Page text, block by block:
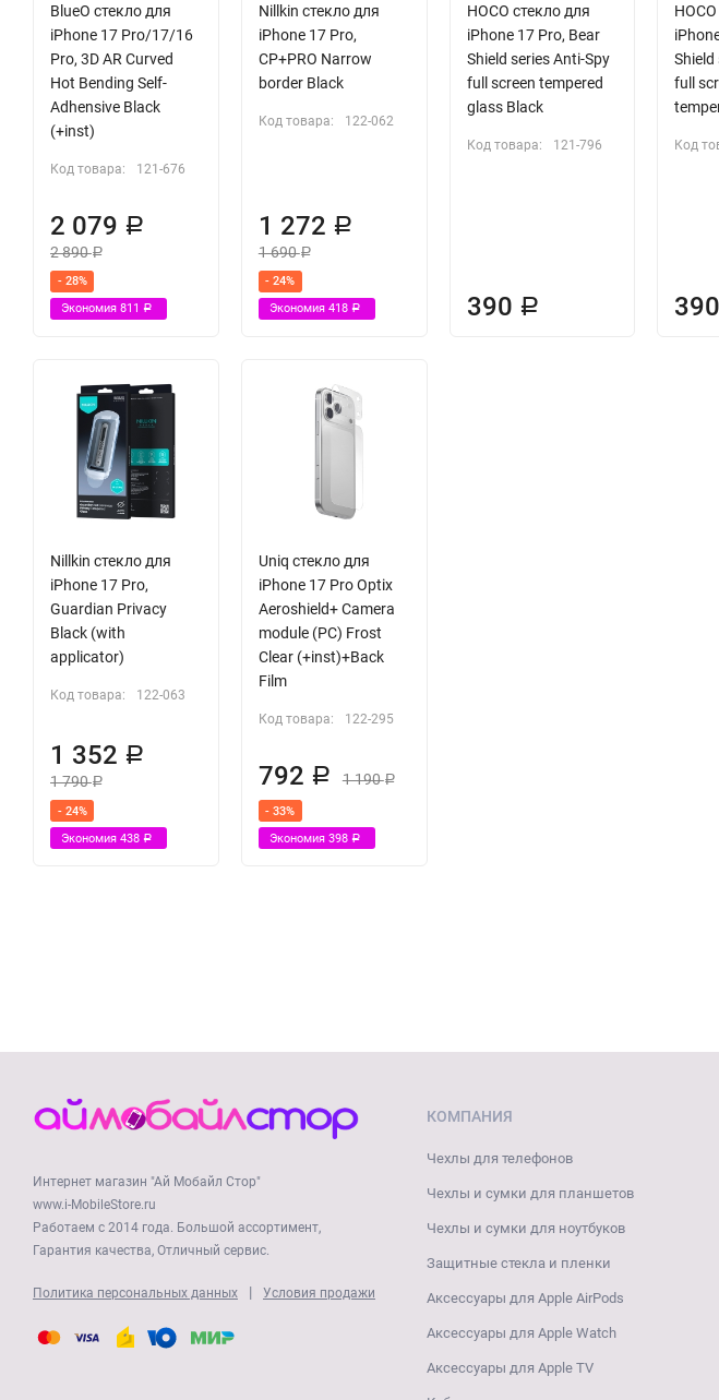
BlueO стекло для
iPhone 17 Pro/17/16
Pro, 3D AR Curved
Hot Bending Self-
Adhensive Black
(+inst)
Код товара: 121-676
2 079 Р
2 890Р
- 28%
Экономия 811 Р
Nillkin стекло для
iPhone 17 Pro,
CP+PRO Narrow
border Black
Код товара: 122-062
1 272 Р
1 690Р
- 24%
Экономия 418 Р
HOCO стекло для
iPhone 17 Pro, Bear
Shield series Anti-Spy
full screen tempered
glass Black
Код товара: 121-796
390 Р
Shield
full
Код
390
Nillkin стекло для
iPhone 17 Pro,
Guardian Privacy
Black (with
applicator)
Код товара: 122-063
1 352 Р
1 790Р
- 24%
Экономия 438 Р
Uniq стекло для
iPhone 17 Pro Optix
Aeroshield+ Camera
module (PC) Frost
Clear (+inst)+Back
Film
Код товара: 122-295
792 Р 1 190Р
- 33%
Экономия 398 Р
Интернет магазин "Ай Мобайл Стор"
www.i-MobileStore.ru
Работаем с 2014 года. Большой ассортимент,
Гарантия качества, Отличный сервис.
Политика персональных данных | Условия продажи
КОМПАНИЯ
Чехлы для телефонов
Чехлы и сумки для планшетов
Чехлы и сумки для ноутбуков
Защитные стекла и пленки
Аксессуары для Apple AirPods
Аксессуары для Apple Watch
Аксессуары для Apple TV